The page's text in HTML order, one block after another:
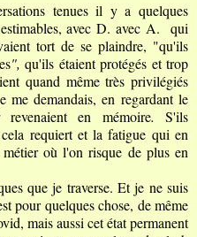
tenues il y a quelques
avec D. avec A.
qui
tort de se plaindre, "qu'ils
",qu'ils étaient protégés et trop
quand même très privilégiés
me demandais, en regardant le
en mémoire. S'ils
requiert et la fatigue qui en
où l'on risque de plus en
que je traverse. Et je ne suis
pour quelques chose, de même
mais aussi cet état permanent